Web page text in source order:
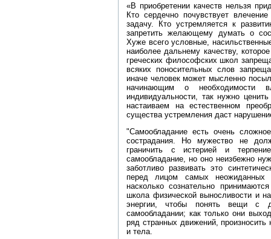
«В приобретении качеств нельзя
Кто сердечно почувствует
задачу. Кто устремляется к
запретить желающему думать о
Хуже всего условные,
наиболее дальнему качеству,
греческих философских школ
всяких поносительных слов
иначе человек может мысленно
начинающим о необходимости
индивидуальности, так нужно
настаиваем на естественном
существа устремления даст
"Самообладание есть очень
сострадания. Но мужество не
граничить с истерией и
самообладание, но оно неизбежно
заботливо развивать это
перед лицом самых неожиданных
насколько сознательно
школа физической выносливости и
энергии, чтобы понять вещи с
самообладании; как только они
ряд странных движений,
и тела.